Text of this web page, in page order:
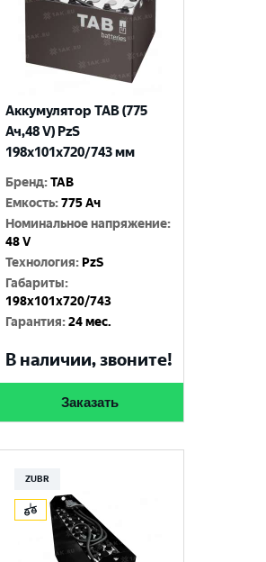
Аккумулятор TAB (775
Ач,48 V) PzS
198x101x720/743 мм
Бренд:TAB
Емкость:775 Ач
Номинальное напряжение:
48 V
Технология: PzS
Габариты:
198x101x720/743
Гарантия:24 мес.
В наличии, звоните!
Заказать
ZUBR